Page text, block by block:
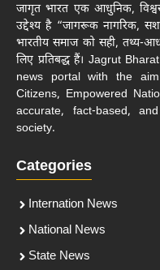
जागृत भारत एक आधुनिक,
उद्देश्य है “जागरूक नागरिक,
भारतीय समाज को सही, तथ्य-
लिए प्रतिबद्ध हैं। Jagrut
news portal with the
Citizens, Empowered
accurate, fact-based,
society.
Categories
Internation News
National News
State News